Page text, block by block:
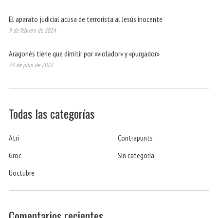
El aparato judicial acusa de terrorista al Jesús inocente
9 de febrero de 2024
Aragonès tiene que dimitir por «violador» y «purgador»
23 de julio de 2022
Todas las categorías
Atri
Contrapunts
Groc
Sin categoría
Uoctubre